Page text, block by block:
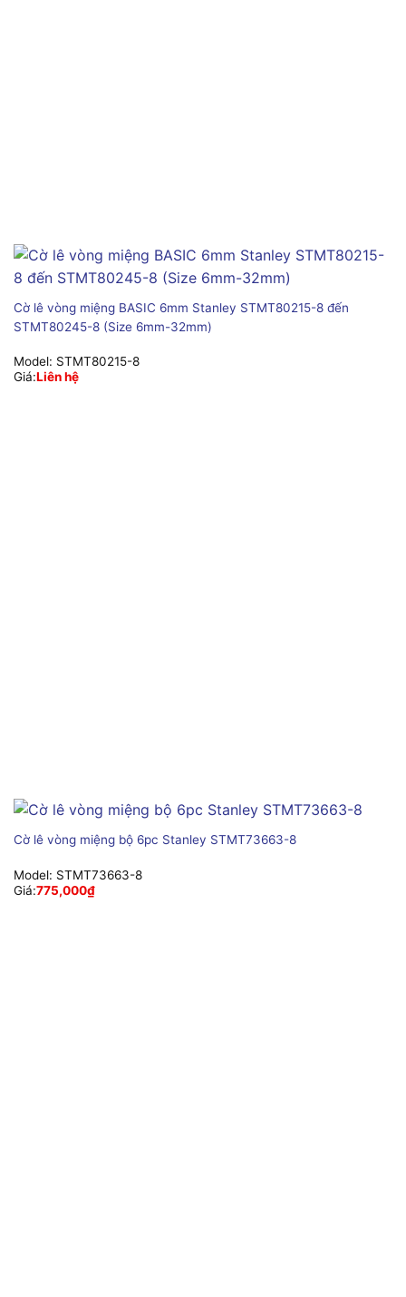
Cờ lê vòng miệng BASIC 6mm Stanley STMT80215-8 đến
STMT80245-8 (Size 6mm-32mm)
Model: STMT80215-8
Giá:Liên hệ
Cờ lê vòng miệng bộ 6pc Stanley STMT73663-8
Model: STMT73663-8
Giá:775,000₫